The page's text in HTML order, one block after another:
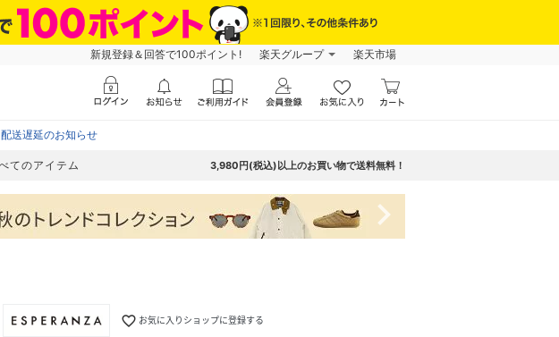
新規登録＆回答で100ポイント! 楽天グループ 楽天市場
送遅延のお知らせ
てのアイテム 3,980円(税込)以上のお買い物で送料無料！
navigate_next
favorite_border お気に入りショップに登録する